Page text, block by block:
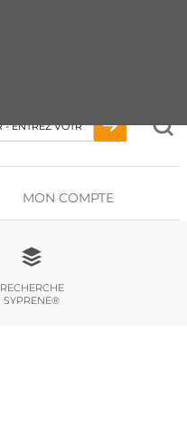
MON COMPTE
RECHERCHE
SYPRENE®